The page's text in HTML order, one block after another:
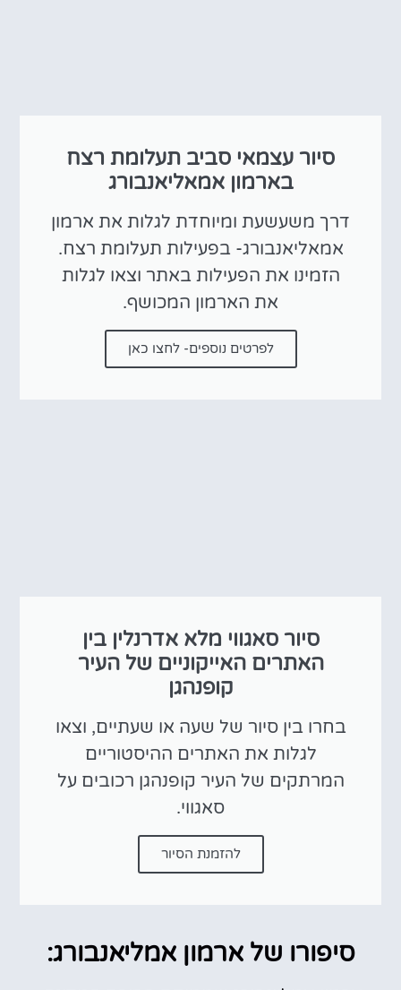
סיור עצמאי סביב תעלומת רצח
בארמון אמאליאנבורג
דרך משעשעת ומיוחדת לגלות את ארמון
אמאליאנבורג- בפעילות תעלומת רצח.
הזמינו את הפעילות באתר וצאו לגלות
את הארמון המכושף.
לפרטים נוספים- לחצו כאן
סיור סאגווי מלא אדרנלין בין
האתרים האייקוניים של העיר
קופנהגן
בחרו בין סיור של שעה או שעתיים, וצאו
לגלות את האתרים ההיסטוריים
המרתקים של העיר קופנהגן רכובים על
סאגווי.
להזמנת הסיור
סיפורו של ארמון אמליאנבורג: